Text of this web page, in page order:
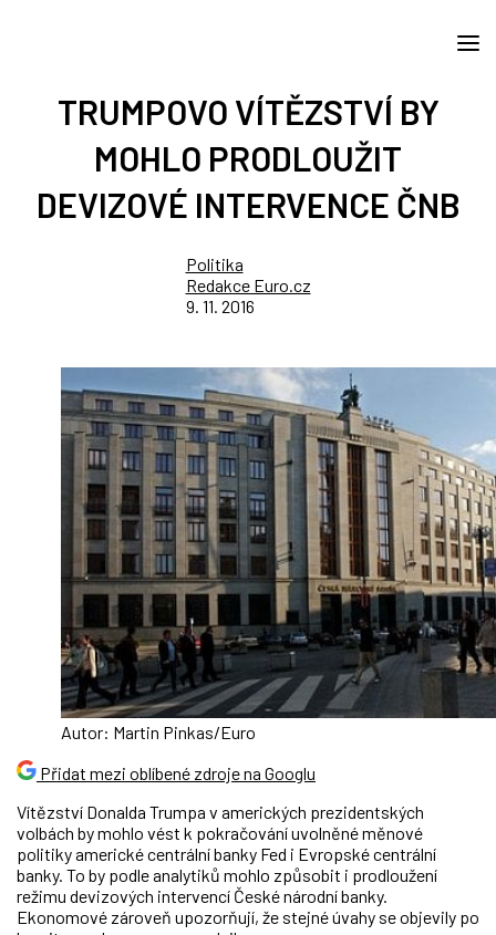
TRUMPOVO VÍTĚZSTVÍ BY
MOHLO PRODLOUŽIT
DEVIZOVÉ INTERVENCE ČNB
Politika
Redakce Euro.cz
9. 11. 2016
Autor: Martin Pinkas/Euro
Přidat mezi oblíbené zdroje na Googlu
Vítězství Donalda Trumpa v amerických prezidentských
volbách by mohlo vést k pokračování uvolněné měnové
politiky americké centrální banky Fed i Evropské centrální
banky. To by podle analytiků mohlo způsobit i prodloužení
režimu devizových intervencí České národní banky.
Ekonomové zároveň upozorňují, že stejné úvahy se objevily po